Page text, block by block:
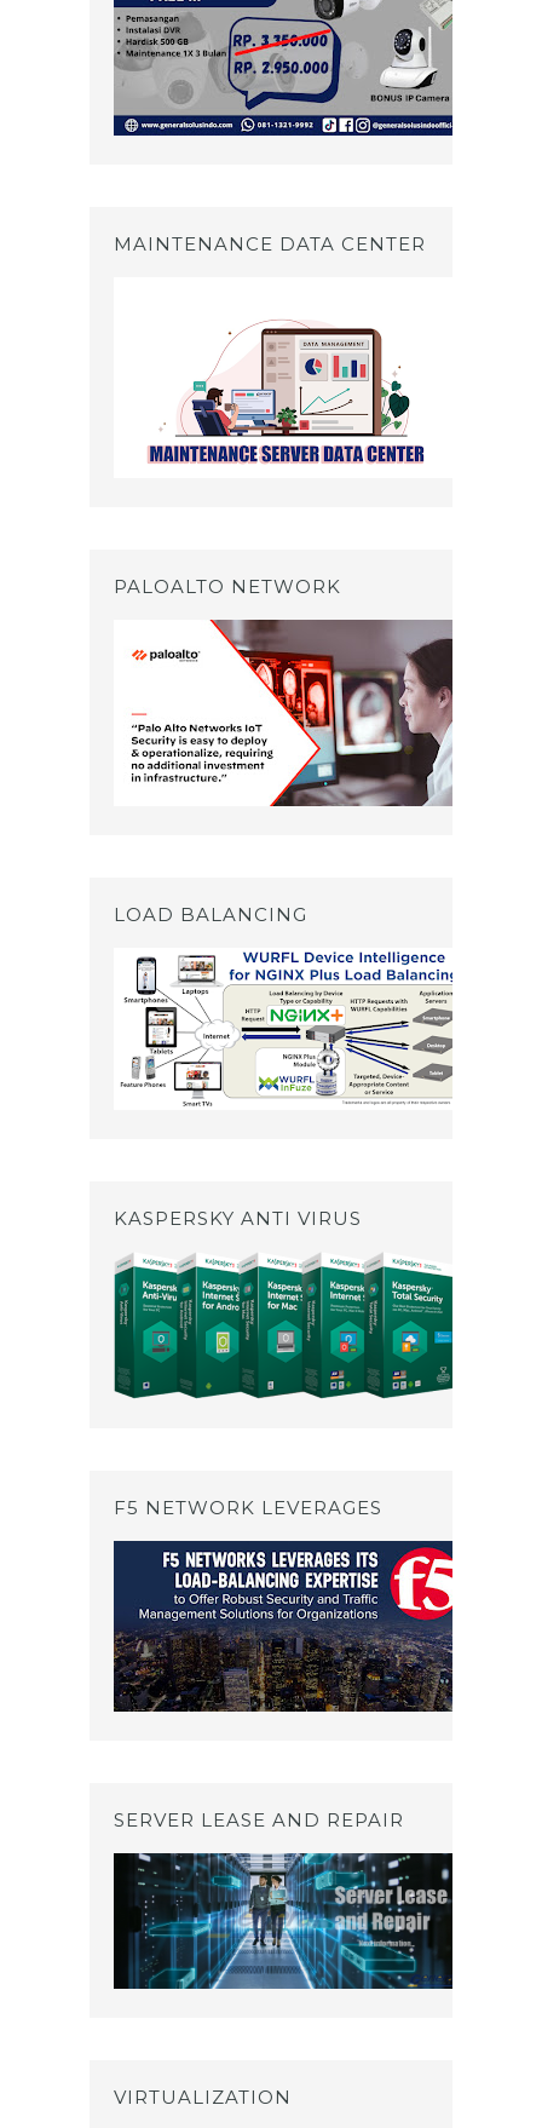
MAINTENANCE DATA CENTER
PALOALTO NETWORK
LOAD BALANCING
KASPERSKY ANTI VIRUS
F5 NETWORK LEVERAGES
SERVER LEASE AND REPAIR
VIRTUALIZATION